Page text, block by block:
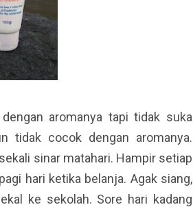
aromanya tapi tidak suka
tidak cocok dengan aromanya.
sinar matahari. Hampir setiap
hari ketika belanja. Agak siang,
ke sekolah. Sore hari kadang